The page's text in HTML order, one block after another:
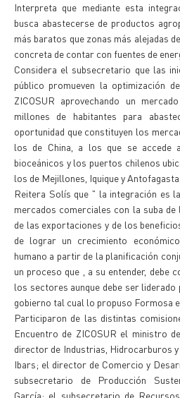
Interpreta que mediante esta
busca abastecerse de productos
más baratos que zonas más alejadas
concreta de contar con fuentes de
Considera el subsecretario que las
público promueven la optimización
ZICOSUR aprovechando un
millones de habitantes para
oportunidad que constituyen los
los de China, a los que se accede
bioceánicos y los puertos chilenos
los de Mejillones, Iquique y Antofagasta.
Reitera Solís que " la integración es
mercados comerciales con la suba
de las exportaciones y de los
de lograr un crecimiento
humano a partir de la planificación
un proceso que , a su entender, debe
los sectores aunque debe ser
gobierno tal cual lo propuso Formosa
Participaron de las distintas
Encuentro de ZICOSUR el ministro
director de Industrias, Hidrocarburos
Ibars; el director de Comercio y
subsecretario de Producción
García; el subsecretario de